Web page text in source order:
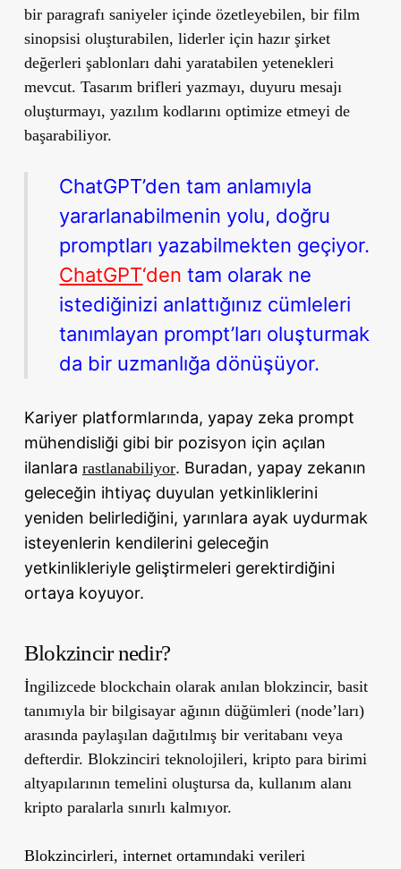
bir paragrafı saniyeler içinde özetleyebilen, bir film
sinopsisi oluşturabilen, liderler için hazır şirket
değerleri şablonları dahi yaratabilen yetenekleri
mevcut. Tasarım brifleri yazmayı, duyuru mesajı
oluşturmayı, yazılım kodlarını optimize etmeyi de
başarabiliyor.
ChatGPT’den tam anlamıyla
yararlanabilmenin yolu, doğru
promptları yazabilmekten geçiyor.
ChatGPT‘den tam olarak ne
istediğinizi anlattığınız cümleleri
tanımlayan prompt’ları oluşturmak
da bir uzmanlığa dönüşüyor.
Kariyer platformlarında, yapay zeka prompt
mühendisliğigibi bir pozisyon için açılan
ilanlara rastlanabiliyor. Buradan, yapay zekanın
geleceğin ihtiyaç duyulan yetkinliklerini
yeniden belirlediğini, yarınlara ayak uydurmak
isteyenlerin kendilerini geleceğin
yetkinlikleriyle geliştirmeleri gerektirdiğini
ortaya koyuyor.
Blokzincir nedir?
İngilizcede blockchain olarak anılan blokzincir, basit
tanımıyla bir bilgisayar ağının düğümleri (node’ları)
arasında paylaşılan dağıtılmış bir veritabanı veya
defterdir. Blokzinciri teknolojileri, kripto para birimi
altyapılarının temelini oluştursa da, kullanım alanı
kripto paralarla sınırlı kalmıyor.
Blokzincirleri, internet ortamındaki verileri